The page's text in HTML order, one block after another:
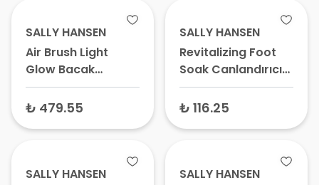
SALLY HANSEN
Air Brush Light
Glow Bacak
Makyajı Kapatıcı
Sprey Açık Ten 75
₺ 479.55
SALLY HANSEN
Revitalizing Foot
Soak Canlandırıcı
Pedikür Suyu 177 ml
₺ 116.25
SALLY HANSEN
SALLY HANSEN